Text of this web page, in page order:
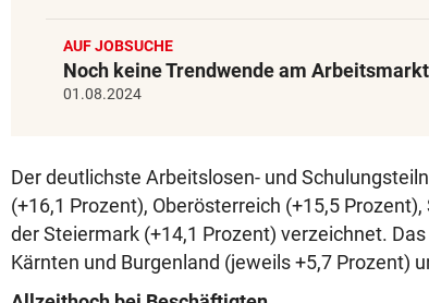
AUF JOBSUCHE
Noch keine Trendwende am
01.08.2024
Der deutlichste Arbeitslosen- und
(+16,1 Prozent), Oberösterreich (+15,5
der Steiermark (+14,1 Prozent) verzeichnet.
Kärnten und Burgenland (jeweils +5,7 Prozent)